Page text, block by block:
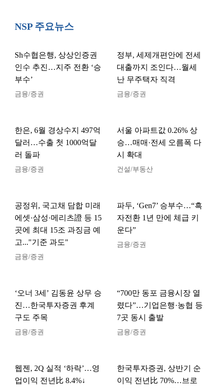
NSP 주요뉴스
Sh수협은행, 상상인증권
인수 추진…지주 전환 ‘승
부수’
금융/증권
정부, 세제개편안에 전세
대출까지 조인다…월세
난 무주택자 직격
금융/증권
한은, 6월 경상수지 497억
달러…수출 첫 1000억달
러 돌파
금융/증권
서울 아파트값 0.26% 상
승…매매·전세 오름폭 다
시 확대
건설/부동산
공정위, 국고채 담합 미래
에셋·삼성·메리츠證 등 15
곳에 최대 15조 과징금 예
고..."기준 과도"
금융/증권
파두, ‘Gen7’ 승부수…“흑
자전환 1년 만에 체급 키
운다”
금융/증권
‘오너 3세’ 김동윤 상무 승
진…한국투자증권 후계
구도 주목
금융/증권
“700만 동포 금융시장 열
렸다”…기업은행·농협 등
7곳 동시 출발
금융/증권
웹젠, 2Q 실적 ‘하락’…영
업이익 전년比 8.4%↓
한국투자증권, 상반기 순
이익 전년比 70%…브로